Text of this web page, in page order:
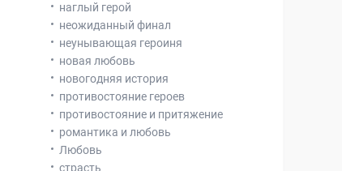
наглый герой
неожиданный финал
неунывающая героиня
новая любовь
новогодняя история
противостояние героев
противостояние и притяжение
романтика и любовь
Любовь
страсть